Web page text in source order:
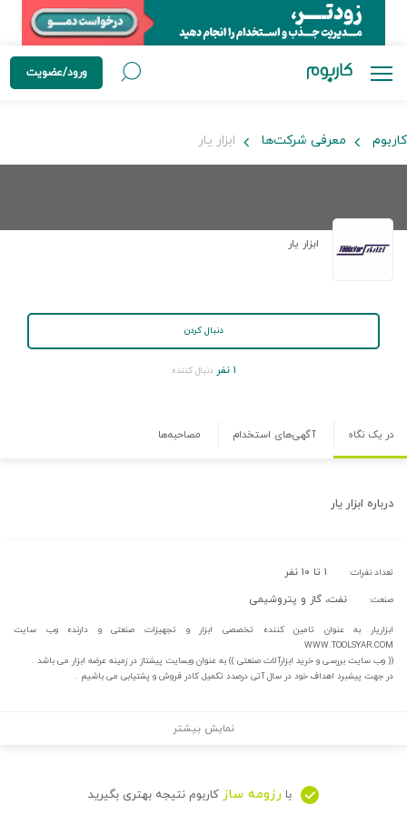
ورود/عضویت
کاربوم معرفی شرکت‌ها ابزار یار
ابزار یار
دنبال کردن
۱ نفر دنبال کننده
در یک نگاه آگهی‌های استخدام مصاحبه‌ها
درباره ابزار یار
تعداد نفرات: ۱ تا ۱۰ نفر
صنعت: نفت، گاز و پتروشیمی
ابزاریار به عنوان تامین کننده تخصصی ابزار و تجهیزات صنعتی و دارنده وب سایت
WWW.TOOLSYAR.COM
(( وب سایت بررسی و خرید ابزارآلات صنعتی )) به عنوان وبسایت پیشتاز در زمینه عرضه ابزار می باشد .
در جهت پیشبرد اهداف خود در سال آتی درصدد تکمیل کادر فروش و پشتیابی می باشیم .
نمایش بیشتر
با رزومه ساز کاربوم نتیجه بهتری بگیرید